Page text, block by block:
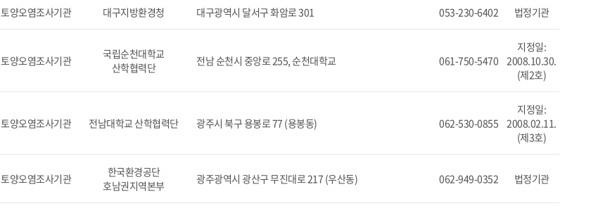
토양오염조사기관 대구지방환경청 대구광역시 달서구 화암로 301 053-230-6402 법정기관
토양오염조사기관
국립순천대학교
산학협력단
전남 순천시 중앙로 255, 순천대학교 061-750-5470
지정일:
2008.10.30.
(제2호)
토양오염조사기관 전남대학교 산학협력단 광주시 북구 용봉로 77 (용봉동) 062-530-0855
지정일:
2008.02.11.
(제3호)
토양오염조사기관
한국환경공단
호남권지역본부
광주광역시 광산구 무진대로 217 (우산동) 062-949-0352 법정기관